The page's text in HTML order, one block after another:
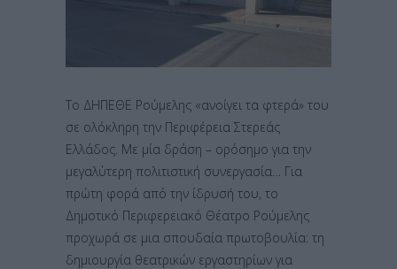
Το ΔΗΠΕΘΕ Ρούμελης «ανοίγει τα φτερά» του
σε ολόκληρη την Περιφέρεια Στερεάς
Ελλάδος. Με μία δράση – ορόσημο για την
μεγαλύτερη πολιτιστική συνεργασία… Για
πρώτη φορά από την ίδρυσή του, το
Δημοτικό Περιφερειακό Θέατρο Ρούμελης
προχωρά σε μια σπουδαία πρωτοβουλία: τη
δημιουργία θεατρικών εργαστηρίων για